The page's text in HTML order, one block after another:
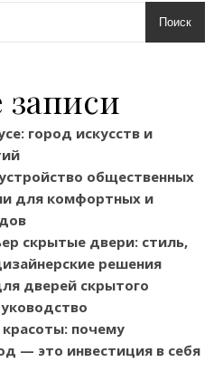
Поиск
город искусств и
общественных
для комфортных и
скрытые двери: стиль,
решения
дверей скрытого
почему
— это инвестиция в себя